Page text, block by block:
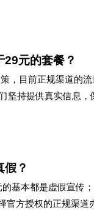
元的套餐？
，目前正规渠道的
坚持提供真实信息，
假？
基本都是虚假宣传
官方授权的正规渠